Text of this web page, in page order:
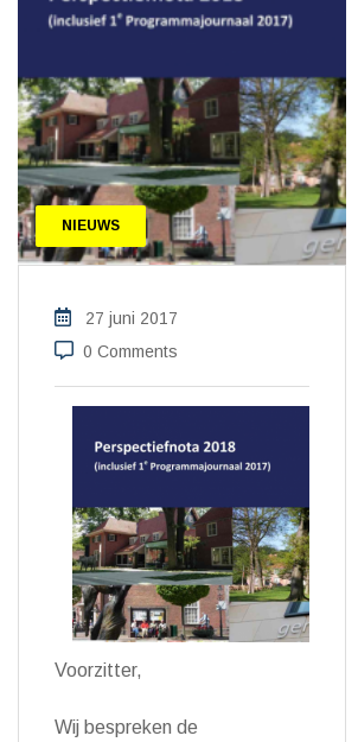
NIEUWS
27 juni 2017
0 Comments
Voorzitter,
Wij bespreken de